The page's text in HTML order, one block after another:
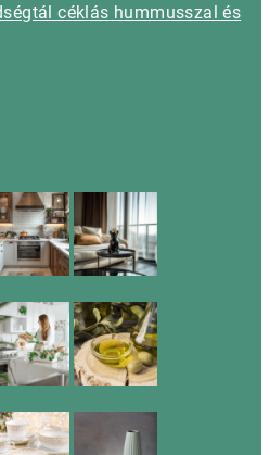
céklás hummusszal és